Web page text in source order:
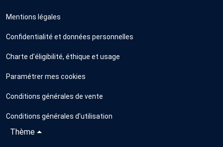
Mentions légales
Confidentialité et données personnelles
Charte d'éligibilité, éthique et usage
Paramétrer mes cookies
Conditions générales de vente
Conditions générales d'utilisation
Thème